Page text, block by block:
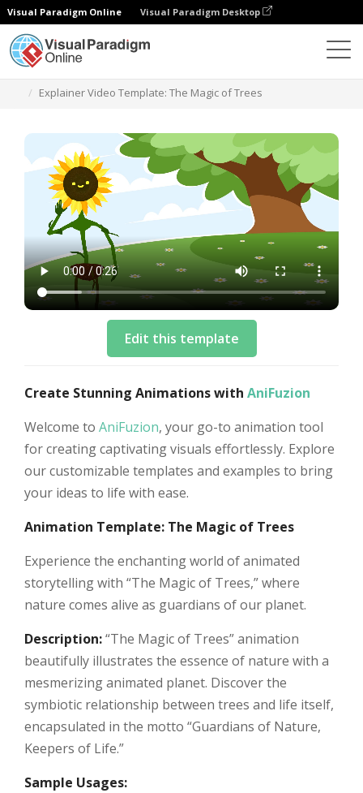
Visual Paradigm Online Visual Paradigm Desktop
Explainer Video Template: The Magic of Trees
Edit this template
Create Stunning Animations with AniFuzion
Welcome to AniFuzion, your go-to animation tool
for creating captivating visuals effortlessly. Explore
our customizable templates and examples to bring
your ideas to life with ease.
Animation Template: The Magic of Trees
Experience the enchanting world of animated
storytelling with “The Magic of Trees,” where
nature comes alive as guardians of our planet.
Description:“The Magic of Trees” animation
beautifully illustrates the essence of nature with a
mesmerizing animated planet. Discover the
symbiotic relationship between trees and life itself,
encapsulated in the motto “Guardians of Nature,
Keepers of Life.”
Sample Usages: